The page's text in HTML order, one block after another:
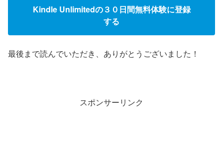
Kindle Unlimitedの３０日間無料体験に登録
する
最後まで読んでいただき、ありがとうございました！
スポンサーリンク